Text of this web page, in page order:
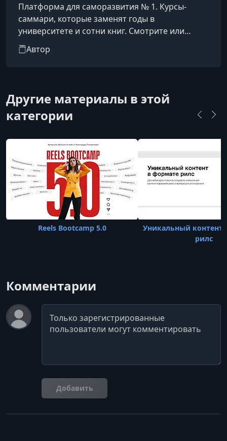
Платформа для саморазвития № 1. Курсы-
саммари, которые заменят годы в
университете и сотни книг. Смотрите или
слушайте фоном. Времени на чтение и
саморазвитие постоянно не хватает. Мы
минутные лекции, чтобы вы узнавали новое о
себе и мире, не жертвуя свободным временем.
Автор
Другие материалы в этой
категории
Reels Bootcamp 5.0
Уникальный контент
рилс
Комментарии
Комментарий
Добавить